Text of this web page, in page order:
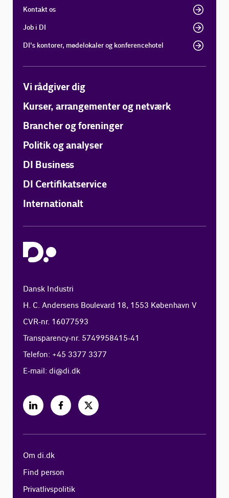
Kontakt os
Job i DI
DI's kontorer, mødelokaler og konferencehotel
Vi rådgiver dig
Kurser, arrangementer og netværk
Brancher og foreninger
Politik og analyser
DI Business
DI Certifikatservice
Internationalt
Dansk Industri
H. C. Andersens Boulevard 18, 1553 København V
CVR-nr. 16077593
Transparency-nr. 5749958415-41
Telefon: +45 3377 3377
E-mail:di@di.dk
Om di.dk
Find person
Privatlivspolitik